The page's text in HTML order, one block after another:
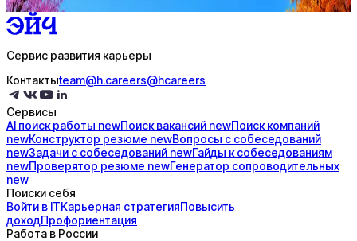
Сервис развития карьеры
Контактыteam@h.careers@hcareers
Сервисы
AI поискработы newПоисквакансий newПоисккомпаний
newКонструктор резюме newВопросы с собеседований
newЗадачи с собеседований newГайды ксобеседованиям
newПроверятор резюме newГенератор сопроводительных
new
Поиски себя
Войти в ITКарьерная стратегияПовысить
доходПрофориентация
Работа в России